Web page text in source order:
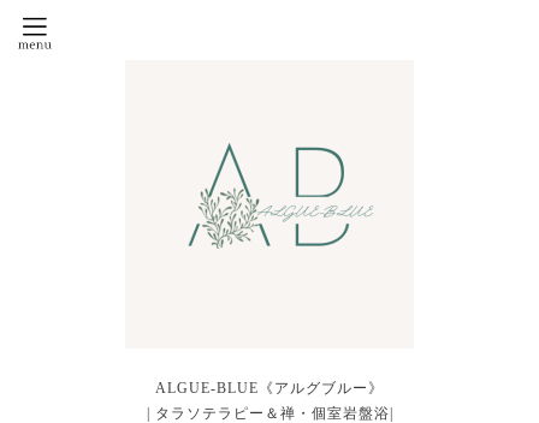
ALGUE-BLUE《アルグブルー》
| タラソテラピー＆禅・個室岩盤浴|